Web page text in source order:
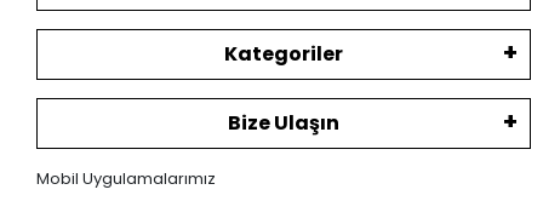
Kategoriler
Bize Ulaşın
Mobil Uygulamalarımız